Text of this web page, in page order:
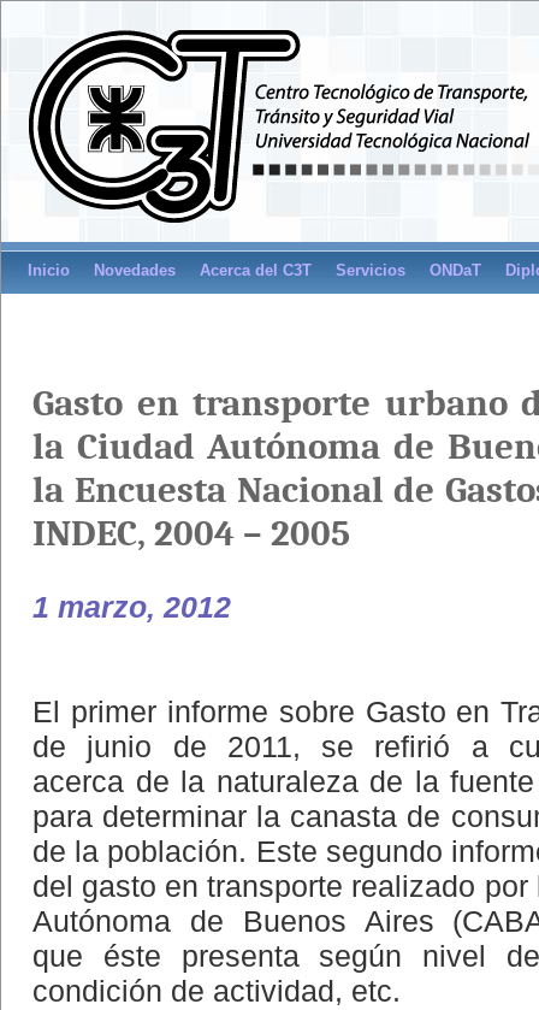
Inicio Novedades Acerca del C3T Servicios ONDaT
Gasto en transporte urbano
la Ciudad Autónoma de
la Encuesta Nacional de
INDEC, 2004 – 2005
1 marzo, 2012
El primer informe sobre Gasto en
de junio de 2011, se refirió a
acerca de la naturaleza de la
para determinar la canasta de
de la población. Este segundo
del gasto en transporte realizado
Autónoma de Buenos Aires
que éste presenta según nivel
condición de actividad, etc.